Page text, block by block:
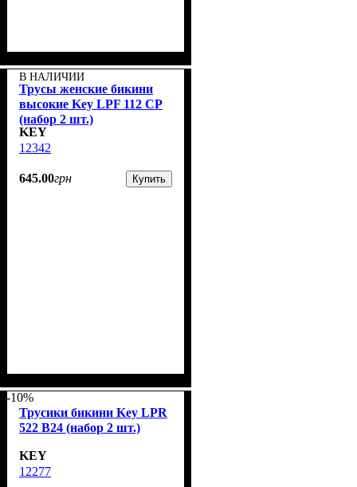
В НАЛИЧИИ
Трусы женские бикини
высокие Key LPF 112 CP
(набор 2 шт.)
KEY
12342
645.00грн Купить
-10%
Трусики бикини Key LPR
522 В24 (набор 2 шт.)
KEY
12277